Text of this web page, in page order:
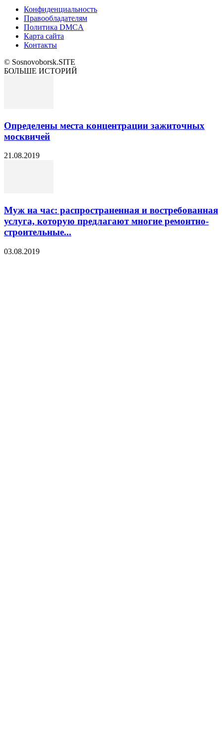
Конфиденциальность
Правообладателям
Политика DMCA
Карта сайта
Контакты
© Sosnovoborsk.SITE
БОЛЬШЕ ИСТОРИЙ
Определены места концентрации зажиточных
москвичей
21.08.2019
Муж на час: распространенная и востребованная
услуга, которую предлагают многие ремонтно-
строительные...
03.08.2019